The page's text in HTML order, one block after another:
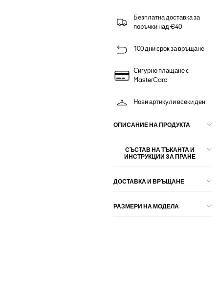
Безплатна доставка за
поръчки над €40
100 дни срок за връщане
Сигурно плащане с
MasterCard
Нови артикули всеки ден
ОПИСАНИЕ НА ПРОДУКТА
СЪСТАВ НА ТЪКАНТА И
ИНСТРУКЦИИ ЗА ПРАНЕ
ДОСТАВКА И ВРЪЩАНЕ
РАЗМЕРИ НА МОДЕЛА